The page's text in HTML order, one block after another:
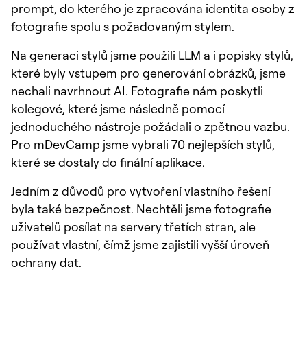
prompt, do kterého je zpracována identita osoby z
fotografie spolu s požadovaným stylem.
Na generaci stylů jsme použili LLM a i popisky stylů,
které byly vstupem pro generování obrázků, jsme
nechali navrhnout AI. Fotografie nám poskytli
kolegové, které jsme následně pomocí
jednoduchého nástroje požádali o zpětnou vazbu.
Pro mDevCamp jsme vybrali 70 nejlepších stylů,
které se dostaly do finální aplikace.
Jedním z důvodů pro vytvoření vlastního řešení
byla také bezpečnost. Nechtěli jsme fotografie
uživatelů posílat na servery třetích stran, ale
používat vlastní, čímž jsme zajistili vyšší úroveň
ochrany dat.